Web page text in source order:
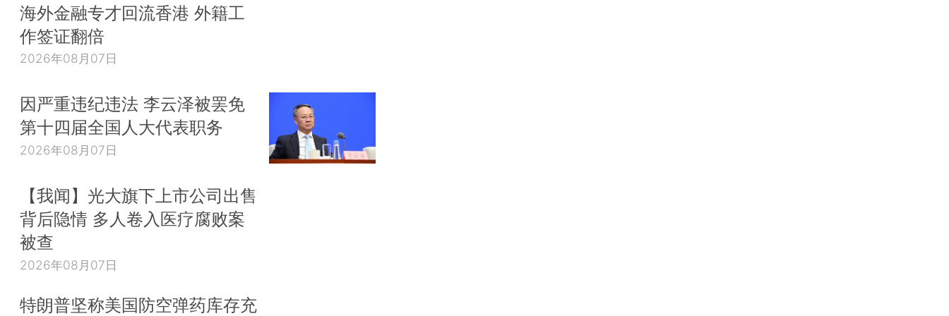
[戴柏华]这个问题很重要。在去年上半年经济增速放缓的背
景下，党中央、国务院立足可持续发展，创新调控方式，明确只
要经济运行处于合理空间，就不采取短期刺激政策对经济运行进
贯彻了这一要求，在去年上半年财政收入增幅明显下降的情况
下，沉着应对，保持定力，坚持不扩大财政赤字，同时压减一般
性支出，实施促进企业发展的财税优惠政策，优化投资结构，有
15:21:37
[戴柏华]党中央、国务院决定今年继续实施积极的财政政
策。为贯彻落实好有关要求，改善和加强财政宏观调控，将重点
做好以下三个方面的工作。第一，优化财政支出结构。严控“三
付规模和比例，清理、整合、规范专项转移支付，严格控制新增
海外金融专才回流香港 外籍工
作签证翻倍
2026年08月07日
因严重违纪违法 李云泽被罢免
第十四届全国人大代表职务
2026年08月07日
【我闻】光大旗下上市公司出售
背后隐情 多人卷入医疗腐败案
被查
2026年08月07日
特朗普坚称美国防空弹药库存充